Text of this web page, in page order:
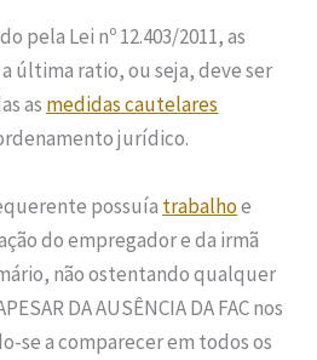
pela Lei nº 12.403/2011, as
última ratio, ou seja, deve ser
as medidas cautelares
jurídico.
possuía trabalhoe
do empregador e da irmã
não ostentando qualquer
DA AUSÊNCIA DA FAC nos
se a comparecer em todos os